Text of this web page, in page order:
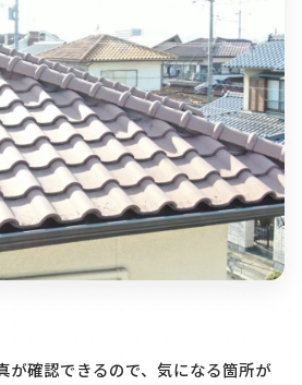
が確認できるので、気になる箇所が